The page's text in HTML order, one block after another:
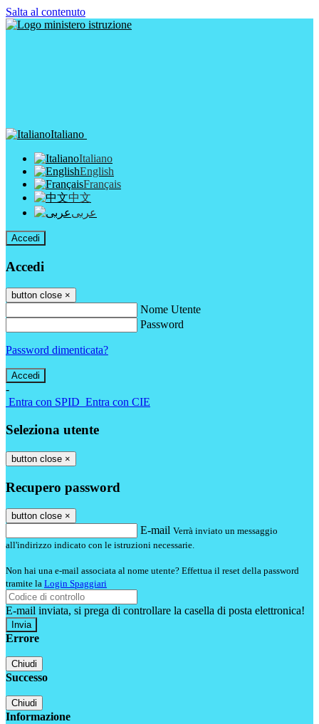
Salta al contenuto
Italiano
Italiano
English
Français
中文
عربى
Accedi
Accedi
button close ×
Nome Utente
Password
Password dimenticata?
-
Entra con SPID Entra con CIE
Seleziona utente
button close ×
Recupero password
button close ×
E-mail Verrà inviato un messaggio
all'indirizzo indicato con le istruzioni necessarie.
Non hai una e-mail associata al nome utente? Effettua il reset della password
tramite la Login Spaggiari
E-mail inviata, si prega di controllare la casella di posta elettronica!
Errore
Chiudi
Successo
Chiudi
Informazione